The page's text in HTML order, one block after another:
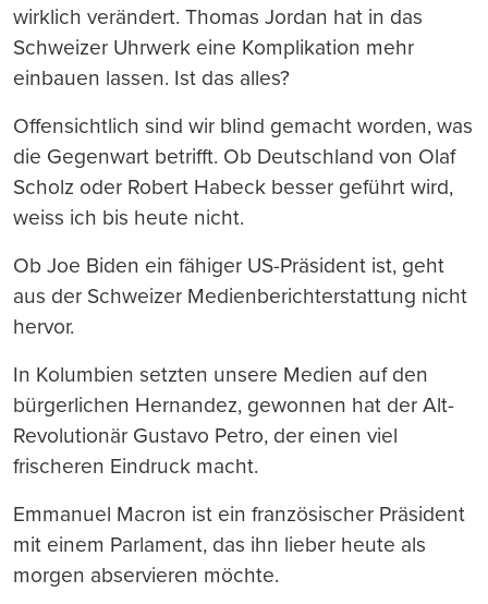
wirklich verändert. Thomas Jordan hat in das
Schweizer Uhrwerk eine Komplikation mehr
einbauen lassen. Ist das alles?
Offensichtlich sind wir blind gemacht worden, was
die Gegenwart betrifft. Ob Deutschland von Olaf
Scholz oder Robert Habeck besser geführt wird,
weiss ich bis heute nicht.
Ob Joe Biden ein fähiger US-Präsident ist, geht
aus der Schweizer Medienberichterstattung nicht
hervor.
In Kolumbien setzten unsere Medien auf den
bürgerlichen Hernandez, gewonnen hat der Alt-
Revolutionär Gustavo Petro, der einen viel
frischeren Eindruck macht.
Emmanuel Macron ist ein französischer Präsident
mit einem Parlament, das ihn lieber heute als
morgen abservieren möchte.